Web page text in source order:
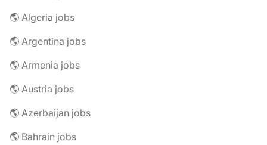
🌎 Algeria jobs
🌎 Argentina jobs
🌎 Armenia jobs
🌎 Austria jobs
🌎 Azerbaijan jobs
🌎 Bahrain jobs